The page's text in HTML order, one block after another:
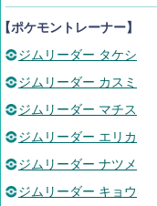
ポケモントレーナー】
ジムリーダー タケシ
ジムリーダー カスミ
ジムリーダー マチス
ジムリーダー エリカ
ジムリーダー ナツメ
ジムリーダー キョウ